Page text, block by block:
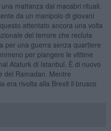
, una mattanza dai macabri rituali.
da un manipolo di giovani
attentato ancora una volta
del terrore che recluta
per una guerra senza quartiere
per piangere le vittime
Ataturk di Istanbul. È di nuovo
del Ramadan. Mentre
era rivolta alla Brexit il brusco